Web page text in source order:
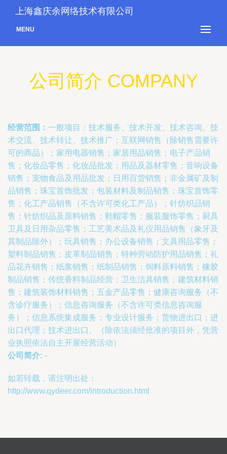
上海鑫庆余网络技术有限公司
MENU
公司简介 COMPANY
经营范围： 一般项目：技术服务、技术开发、技术咨询、技
术交流、技术转让、技术推广；互联网销售（除销售需要许
可的商品）；家用电器销售；家居用品销售；电子产品销
售；化妆品零售；化妆品批发；用品及器材零售；音响设备
销售；宠物食品及用品批发；日用百货销售；非金属矿及制
品销售；珠宝首饰批发；包装材料及制品销售；珠宝首饰零
售；化工产品销售（不含许可类化工产品）；针纺织品销
售；针纺织品及原料销售；鞋帽零售；服装服饰零售；厨具
卫具及日用杂品零售；工艺美术品及礼仪用品销售（象牙及
其制品除外）；玩具销售；办公设备销售；文具用品零售；
塑料制品销售；皮革制品销售；特种劳动防护用品销售；礼
品花卉销售；纸浆销售；纸制品销售；饲料原料销售；橡胶
制品销售；传统香料制品经营；卫生洁具销售；建筑材料销
售；建筑装饰材料销售；五金产品零售；健康咨询服务（不
含诊疗服务）；信息咨询服务（不含许可类信息咨询服
务）；信息系统集成服务；专业设计服务；货物进出口；进
出口代理；技术进出口。（除依法须经批准的项目外，凭营
业执照依法自主开展经营活动）
公司简介: -
如若转载，请注明出处：
http://www.qydeer.com/introduction.html